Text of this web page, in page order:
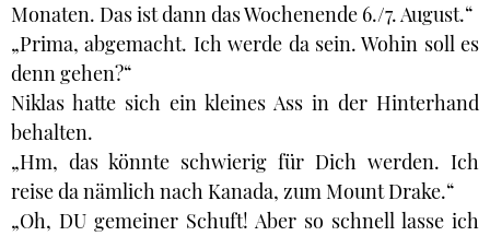
Monaten. Das ist dann das Wochenende 6./7. August.“
„Prima, abgemacht. Ich werde da sein. Wohin soll es
denn gehen?“
Niklas hatte sich ein kleines Ass in der Hinterhand
behalten.
„Hm, das könnte schwierig für Dich werden. Ich
reise da nämlich nach Kanada, zum Mount Drake.“
„Oh, DU gemeiner Schuft! Aber so schnell lasse ich